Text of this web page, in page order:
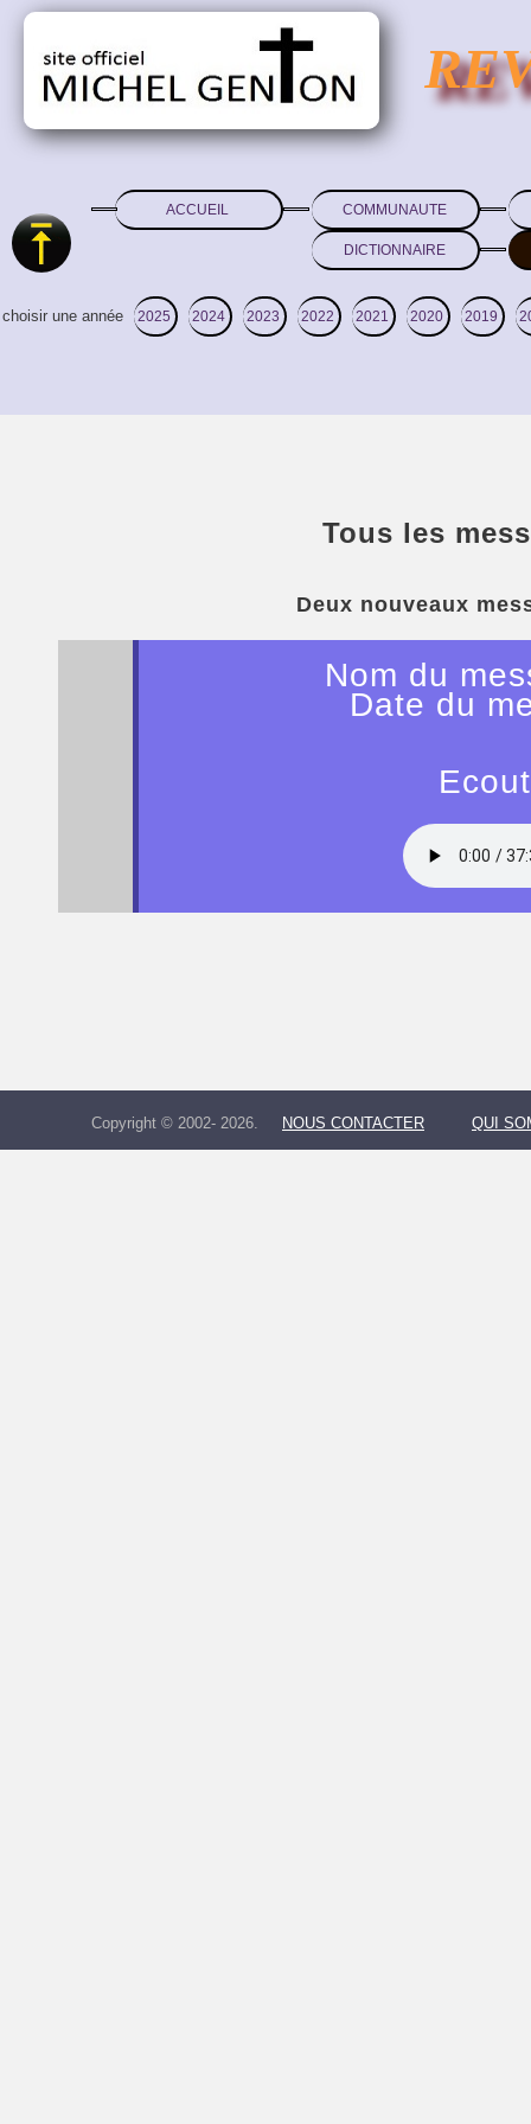
ACCUEIL COMMUNAUTE
DICTIONNAIRE
choisir une année 2025 2024 2023 2022 2021 2020 2019
Tous les
Deux nouveaux
Nom du
Date du
Copyright © 2002- 2026. NOUS CONTACTER QUI